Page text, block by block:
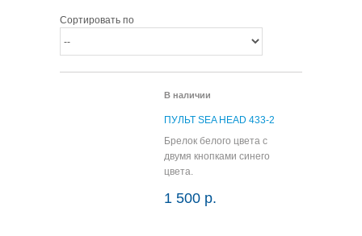
Сортировать по
В наличии
ПУЛЬТ SEA HEAD 433-2
Брелок белого цвета с
двумя кнопками синего
цвета.
1 500 р.